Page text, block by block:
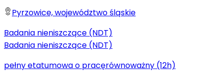
Pyrzowice, województwo śląskie
Badania nieniszczące (NDT)
Badania nieniszczące (NDT)
pełny etatumowa o pracęrównoważny (12h)